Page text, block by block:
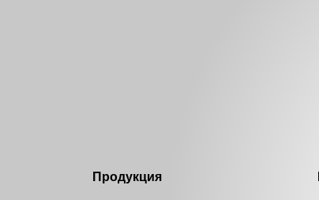
Продукция